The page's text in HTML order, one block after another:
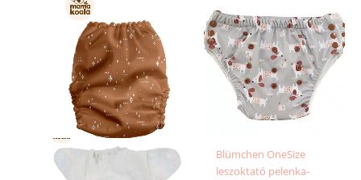
Blümchen OneSize
leszoktató pelenka-